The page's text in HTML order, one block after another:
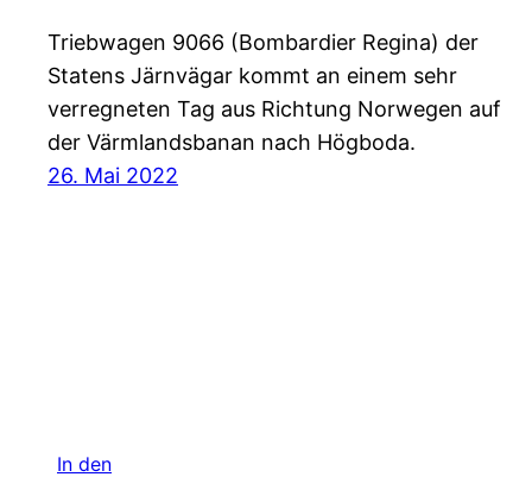
Triebwagen 9066 (Bombardier Regina) der
Statens Järnvägar kommt an einem sehr
verregneten Tag aus Richtung Norwegen auf
der Värmlandsbanan nach Högboda.
26. Mai 2022
In den